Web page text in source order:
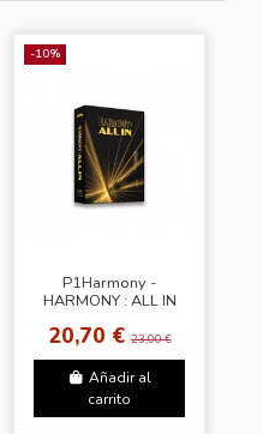
-10%
P1Harmony -
HARMONY : ALL IN
20,70 €23,00 €
Añadir al
carrito